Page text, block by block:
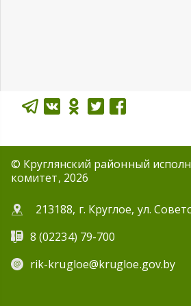
© Круглянский районный
комитет, 2026
213188, г. Круглое, ул.
8 (02234) 79-700
rik-krugloe@krugloe.gov.by